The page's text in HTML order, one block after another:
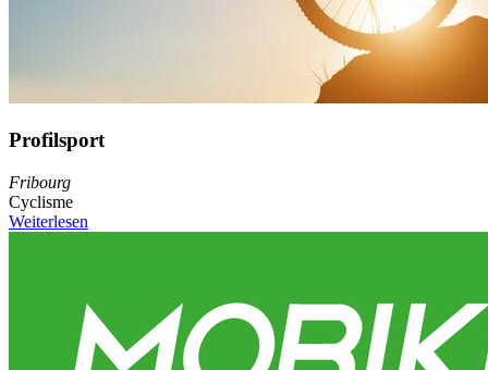
Profilsport
Fribourg
Cyclisme
Weiterlesen